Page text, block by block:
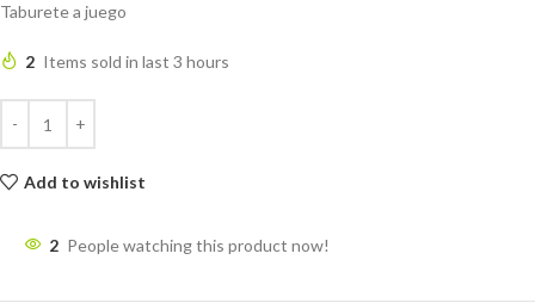
Taburete a juego
2 Items sold in last 3 hours
Add to wishlist
2 People watching this product now!